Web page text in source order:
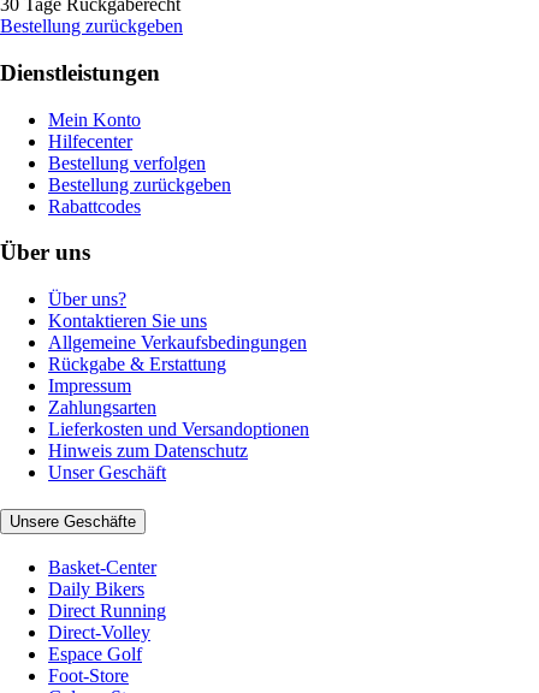
30 Tage Rückgaberecht
Bestellung zurückgeben
Dienstleistungen
Mein Konto
Hilfecenter
Bestellung verfolgen
Bestellung zurückgeben
Rabattcodes
Über uns
Über uns?
Kontaktieren Sie uns
Allgemeine Verkaufsbedingungen
Rückgabe & Erstattung
Impressum
Zahlungsarten
Lieferkosten und Versandoptionen
Hinweis zum Datenschutz
Unser Geschäft
Unsere Geschäfte
Basket-Center
Daily Bikers
Direct Running
Direct-Volley
Espace Golf
Foot-Store